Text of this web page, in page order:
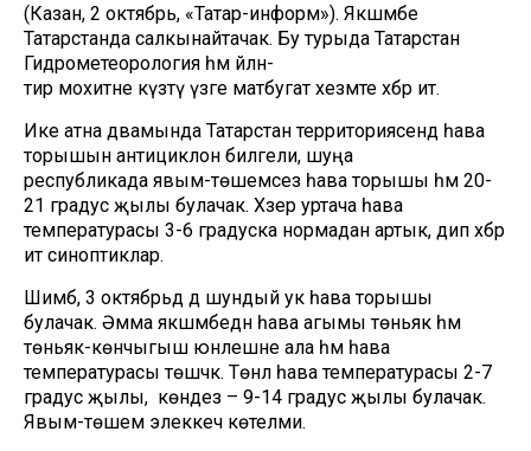
(Казан, 2 октябрь, «Татар-информ»). Якшәмбе
Татарстанда салкынайтачак. Бу турыда Татарстан
Гидрометеорология һәм әйләнә-
тирә мохитне күзәтү үзәге матбугат хезмәте хәбәр итә.
Ике атна дәвамында Татарстан территориясендә һава
торышын антициклон билгели, шуңа
республикада явым-төшемсез һава торышы һәм 20-
21 градус җылы булачак. Хәзер уртача һава
температурасы 3-6 градуска нормадан артык, дип хәбәр
итә синоптиклар.
Шимбә, 3 октябрьдә дә шундый ук һава торышы
булачак. Әмма якшәмбедән һава агымы төньяк һәм
төньяк-көнчыгыш юнәлешне ала һәм һава
температурасы төшәчәк. Төнлә һава температурасы 2-7
градус җылы, ә көндез – 9-14 градус җылы булачак.
Явым-төшем элеккечә көтелми.